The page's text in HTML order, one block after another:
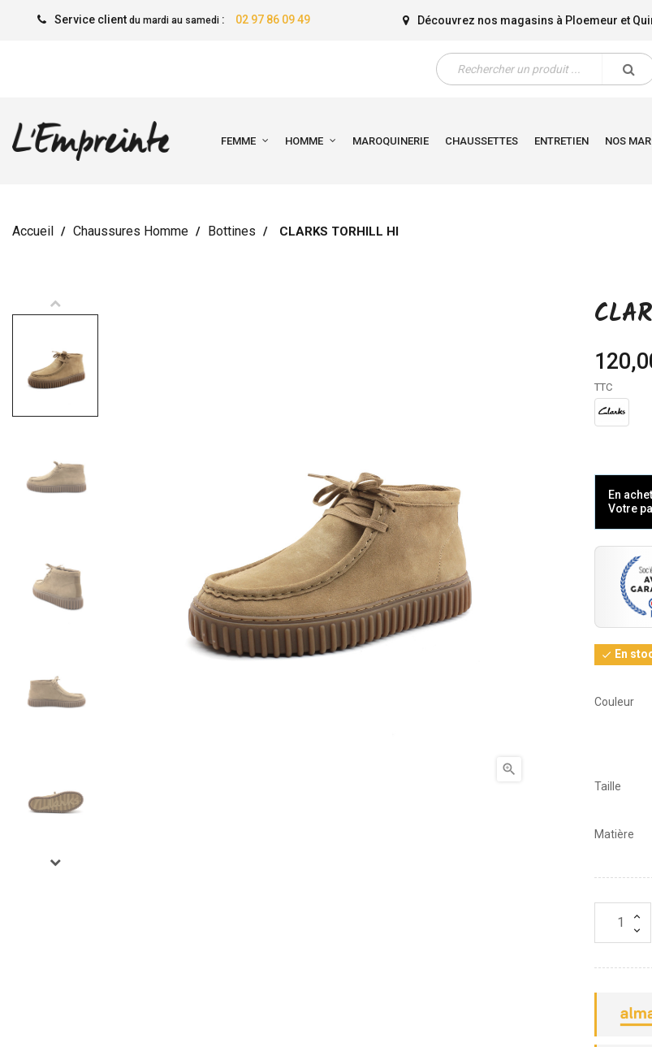
Service client du mardi au samedi: 02 97 86 09 49 Découvrez nos magasins à Ploemeur et
FEMME HOMME MAROQUINERIE CHAUSSETTES ENTRETIEN NOS
Accueil Chaussures Homme Bottines CLARKS TORHILL HI

TTC
En
Votre
 En
Couleur
Taille
Matière